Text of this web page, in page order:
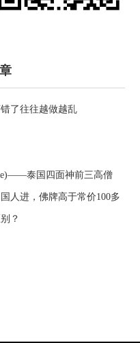
了往往越做越乱
泰国四面神前三高僧
人进，佛牌高于常价100多
？